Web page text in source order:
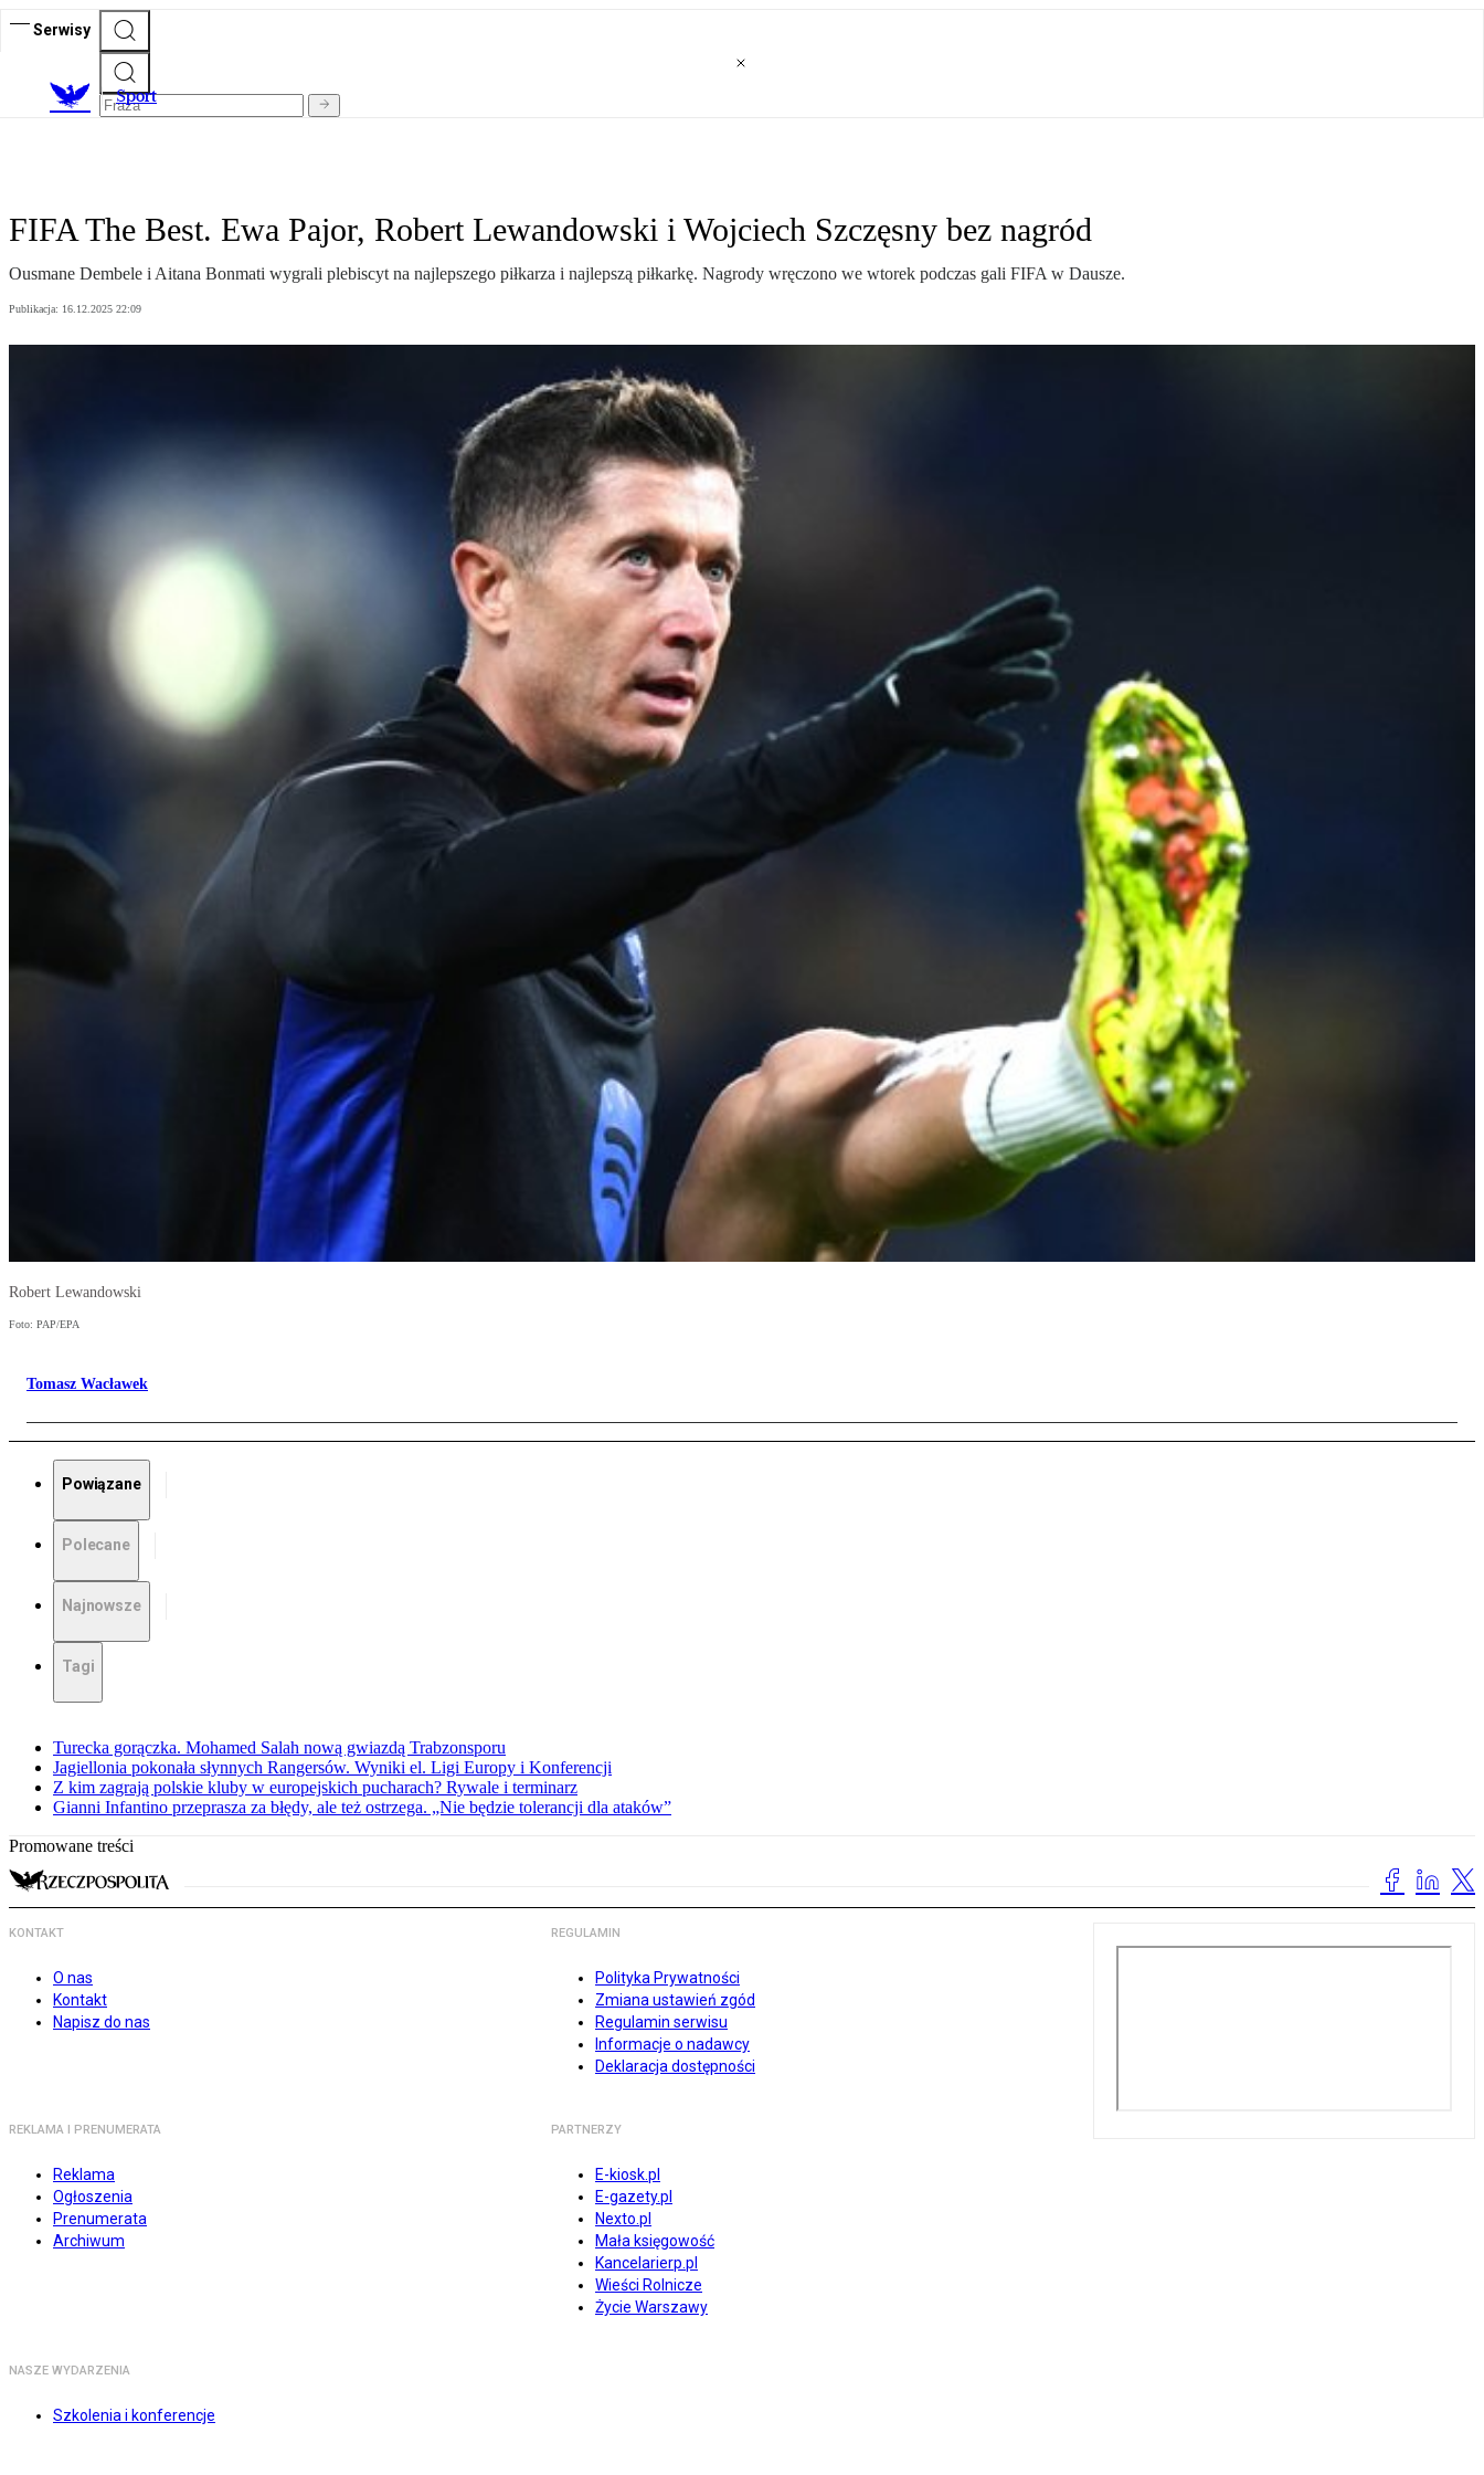
Serwisy
Sport
FIFA The Best. Ewa Pajor, Robert Lewandowski i Wojciech Szczęsny bez nagród
Ousmane Dembele i Aitana Bonmati wygrali plebiscyt na najlepszego piłkarza i najlepszą piłkarkę. Nagrody wręczono we wtorek podczas gali FIFA w Dausze.
Publikacja: 16.12.2025 22:09
Robert Lewandowski
Foto: PAP/EPA
Tomasz Wacławek
Powiązane
Polecane
Najnowsze
Tagi
Turecka gorączka. Mohamed Salah nową gwiazdą Trabzonsporu
Jagiellonia pokonała słynnych Rangersów. Wyniki el. Ligi Europy i Konferencji
Z kim zagrają polskie kluby w europejskich pucharach? Rywale i terminarz
Gianni Infantino przeprasza za błędy, ale też ostrzega. „Nie będzie tolerancji dla ataków”
Promowane treści
KONTAKT
O nas
Kontakt
Napisz do nas
REGULAMIN
Polityka Prywatności
Zmiana ustawień zgód
Regulamin serwisu
Informacje o nadawcy
Deklaracja dostępności
REKLAMA I PRENUMERATA
Reklama
Ogłoszenia
Prenumerata
Archiwum
PARTNERZY
E-kiosk.pl
E-gazety.pl
Nexto.pl
Mała księgowość
Kancelarierp.pl
Wieści Rolnicze
Życie Warszawy
NASZE WYDARZENIA
Szkolenia i konferencje